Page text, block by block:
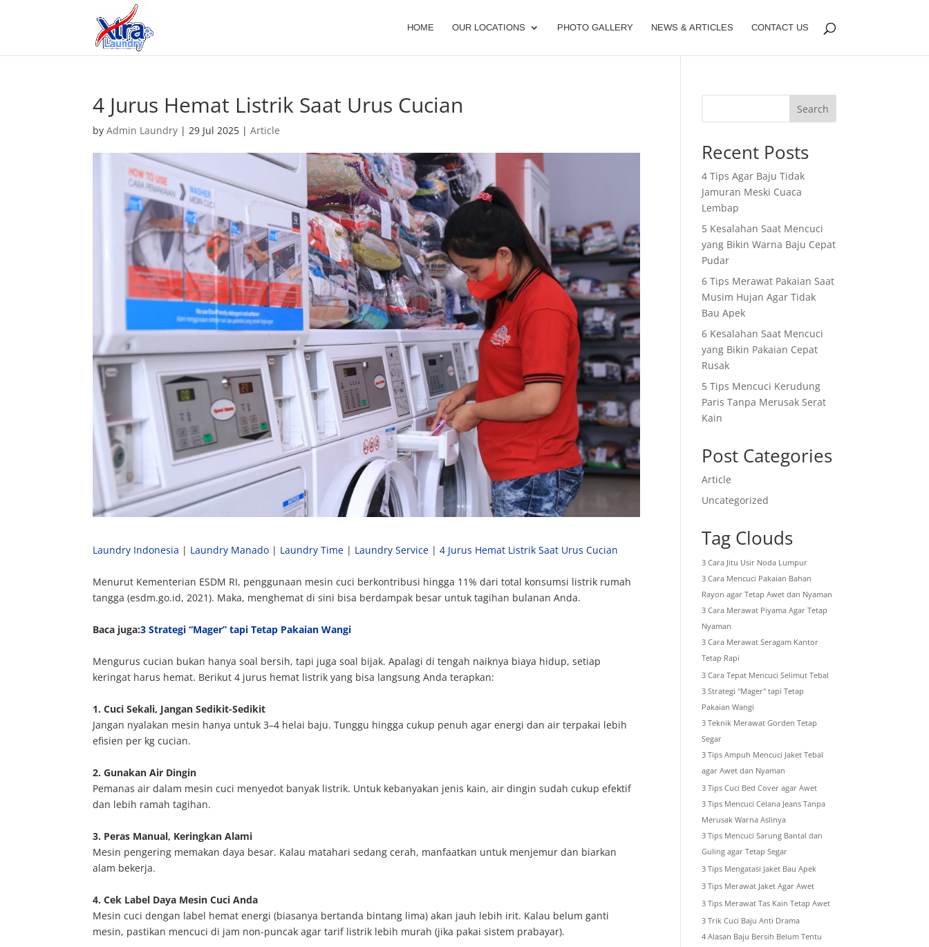
HOME OUR LOCATIONS PHOTO GALLERY NEWS & ARTICLES CONTACT US
4 Jurus Hemat Listrik Saat Urus Cucian
byAdmin Laundry |29 Jul 2025 |Article
Laundry Indonesia | Laundry Manado | Laundry Time | Laundry Service |4 Jurus Hemat Listrik Saat Urus Cucian
Menurut Kementerian ESDM RI, penggunaan mesin cuci berkontribusi hingga 11% dari total konsumsi listrik rumah
tangga (esdm.go.id, 2021). Maka, menghemat di sini bisa berdampak besar untuk tagihan bulanan Anda.
Baca juga:3 Strategi “Mager” tapi Tetap Pakaian Wangi
Mengurus cucian bukan hanya soal bersih, tapi juga soal bijak. Apalagi di tengah naiknya biaya hidup, setiap
keringat harus hemat. Berikut 4 jurus hemat listrik yang bisa langsung Anda terapkan:
1. Cuci Sekali, Jangan Sedikit-Sedikit
Jangan nyalakan mesin hanya untuk 3–4 helai baju. Tunggu hingga cukup penuh agar energi dan air terpakai lebih
efisien per kg cucian.
2. Gunakan Air Dingin
Pemanas air dalam mesin cuci menyedot banyak listrik. Untuk kebanyakan jenis kain, air dingin sudah cukup efektif
dan lebih ramah tagihan.
3. Peras Manual, Keringkan Alami
Mesin pengering memakan daya besar. Kalau matahari sedang cerah, manfaatkan untuk menjemur dan biarkan
alam bekerja.
4. Cek Label Daya Mesin Cuci Anda
Mesin cuci dengan label hemat energi (biasanya bertanda bintang lima) akan jauh lebih irit. Kalau belum ganti
mesin, pastikan mencuci di jam non-puncak agar tarif listrik lebih murah (jika pakai sistem prabayar).
Search
Recent Posts
4 Tips Agar Baju Tidak
Jamuran Meski Cuaca
Lembap
5 Kesalahan Saat Mencuci
yang Bikin Warna Baju Cepat
Pudar
6 Tips Merawat Pakaian Saat
Musim Hujan Agar Tidak
Bau Apek
6 Kesalahan Saat Mencuci
yang Bikin Pakaian Cepat
Rusak
5 Tips Mencuci Kerudung
Paris Tanpa Merusak Serat
Kain
Post Categories
Article
Uncategorized
Tag Clouds
3 Cara Jitu Usir Noda Lumpur
3 Cara Mencuci Pakaian Bahan
Rayon agar Tetap Awet dan Nyaman
3 Cara Merawat Piyama Agar Tetap
Nyaman
3 Cara Merawat Seragam Kantor
Tetap Rapi
3 Cara Tepat Mencuci Selimut Tebal
3 Strategi "Mager" tapi Tetap
Pakaian Wangi
3 Teknik Merawat Gorden Tetap
Segar
3 Tips Ampuh Mencuci Jaket Tebal
agar Awet dan Nyaman
3 Tips Cuci Bed Cover agar Awet
3 Tips Mencuci Celana Jeans Tanpa
Merusak Warna Aslinya
3 Tips Mencuci Sarung Bantal dan
Guling agar Tetap Segar
3 Tips Mengatasi Jaket Bau Apek
3 Tips Merawat Jaket Agar Awet
3 Tips Merawat Tas Kain Tetap Awet
3 Trik Cuci Baju Anti Drama
4 Alasan Baju Bersih Belum Tentu